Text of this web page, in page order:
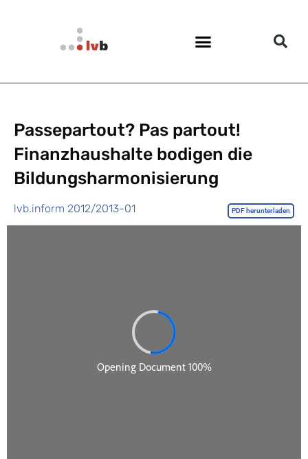
Passepartout? Pas partout!
Finanzhaushalte bodigen die
Bildungsharmonisierung
lvb.inform 2012/2013-01 PDF herunterladen